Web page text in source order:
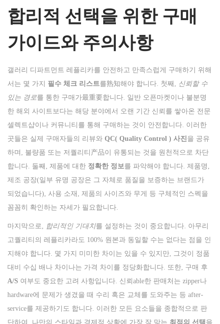
합리적 선택을 위한 구매
가이드와 주의사항
갤러리 디파트먼트 레플리카를 안전하고 만족스럽게 구매하기 위해
서는 몇 가지 필수 체크 리스트를熟知해야 합니다. 첫째, 신뢰할 수
있는 경로를 통한 구매가最重要합니다. 일반 오픈마켓이나 불분명
한 해외 사이트보다는 해당 분야에서 오랜 기간 신뢰를 쌓아온 전문
셀렉트샵이나 커뮤니티를 통해 구매하는 것이 안전합니다. 이러한
곳들은 실제 구매자들의 리뷰와 QC( Quality Control ) 사진을 공유
하며, 불량품 또는 저퀄리티产品이 유통되는 것을 원천적으로 차단
합니다. 둘째, 제품에 대한 정확한 정보를 파악해야 합니다. 제품명,
제조 공장(일부 유명 공장은 그 자체로 품질을 보증하는 브랜드가
되었습니다), 사용 소재, 제품의 사이즈와 무게 등 구체적인 스펙을
꼼꼼히 확인하는 자세가 필요합니다.
마지막으로, 합리적인 기대치를 설정하는 것이 중요합니다. 아무리
고퀄리티의 레플리카라도 100% 원본과 동일할 수는 없다는 점을 인
지해야 합니다. 몇 가지 미미한 차이는 있을 수 있지만, 그것이 정품
대비 수십 배나 차이나는 가격 차이를 정당화합니다. 또한, 구매 후
A/S 여부도 중요한 고려 사항입니다. 신뢰able한 판매처는 zipper나
hardware에 문제가 생겼을 때 수리 혹은 교체를 도와주는 등 after-
service를 제공하기도 합니다. 이러한 모든 요소들을 종합적으로 판
단하여, 나만의 스타일과 경제적 상황에 가장 잘 맞는 최적의 선택 을